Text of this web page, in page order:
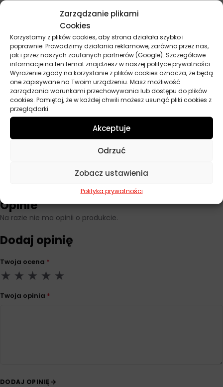
Zarządzanie plikami
Cookies
Korzystamy z plików cookies, aby strona działała szybko i
poprawnie. Prowadzimy działania reklamowe, zarówno przez nas,
jak i przez naszych zaufanych partnerów (Google). Szczegółowe
informacje na ten temat znajdziesz w naszej polityce prywatności.
Wyrażenie zgody na korzystanie z plików cookies oznacza, że będą
one zapisywane na Twoim urządzeniu. Masz możliwość
zarządzania warunkami przechowywania lub dostępu do plików
cookies. Pamiętaj, że w każdej chwili możesz usunąć pliki cookies z
przeglądarki.
Akceptuje
Odrzuć
Zobacz ustawienia
Polityka prywatności
co zapewni długotrwałą ochronę lakieru. Przed nałożeniem
politury warto sprawdzić jej działanie na mało widocznym
fragmencie karoserii. W przypadku głębszych rys zaleca się
wcześniejsze zastosowanie pasty polerskiej, a dopiero potem
użycie politury nabłyszczającej. Nie stosuj preparatu na
rozgrzanej karoserii oraz unikaj nakładania na elementy
plastikowe i gumowe.
Parametry techniczne
Pojemność 280 ml
Opinie
Na razie nie ma opinii o produkcie.
Dodaj opinię
Twoja ocena *
Twoja opinia *
DODAJ OPINIĘ